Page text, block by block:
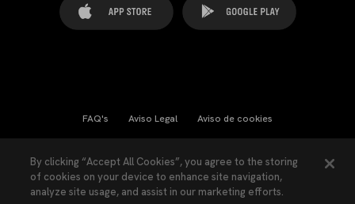
FAQ's Aviso Legal Aviso de cookies
Ley Transparencia Política de Privacidad
By clicking “Accept All Cookies”, you agree to the storing
of cookies on your device to enhance site navigation,
analyze site usage, and assist in our marketing efforts.